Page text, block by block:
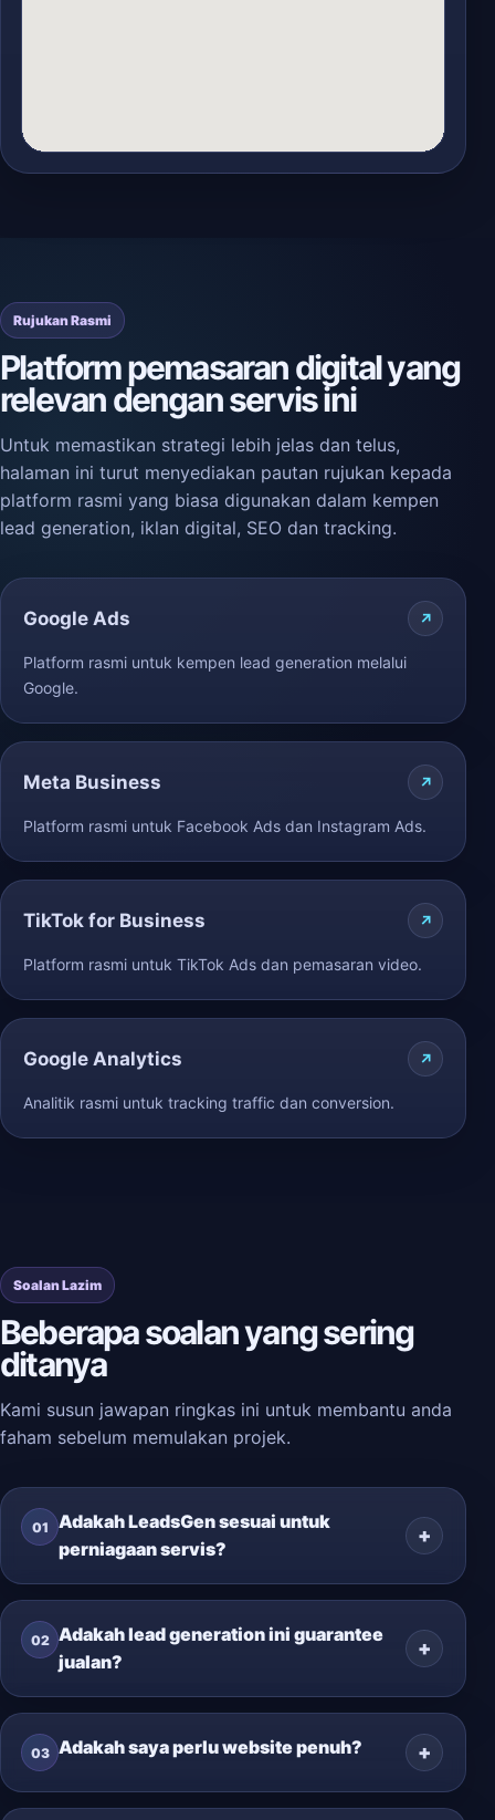
Rujukan Rasmi
Platform pemasaran digital yang
relevan dengan servis ini
Untuk memastikan strategi lebih jelas dan telus,
halaman ini turut menyediakan pautan rujukan kepada
platform rasmi yang biasa digunakan dalam kempen
lead generation, iklan digital, SEO dan tracking.
Google Ads
Platform rasmi untuk kempen lead generation melalui
Google.
Meta Business
Platform rasmi untuk Facebook Ads dan Instagram Ads.
TikTok for Business
Platform rasmi untuk TikTok Ads dan pemasaran video.
Google Analytics
Analitik rasmi untuk tracking traffic dan conversion.
Soalan Lazim
Beberapa soalan yang sering
ditanya
Kami susun jawapan ringkas ini untuk membantu anda
faham sebelum memulakan projek.
01
Adakah LeadsGen sesuai untuk
perniagaan servis?
02 Adakah lead generation ini guarantee
jualan?
03 Adakah saya perlu website penuh?